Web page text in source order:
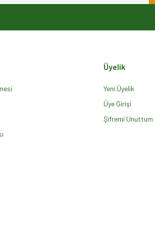
Üyelik
Yeni Üyelik
Üye Girişi
Şifremi Unuttum